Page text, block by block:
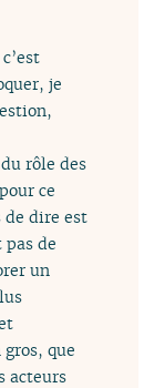
je
rôle des
ce
de dire est
de
un
que
acteurs